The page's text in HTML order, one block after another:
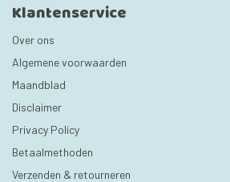
Klantenservice
Over ons
Algemene voorwaarden
Maandblad
Disclaimer
Privacy Policy
Betaalmethoden
Verzenden & retourneren